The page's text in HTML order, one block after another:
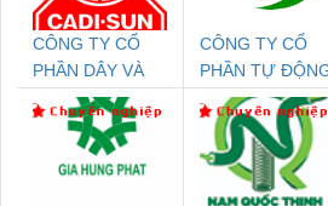
CÔNG TY CỔ
PHẦN DÂY VÀ
CÁP ĐIỆN
THƯỢNG ĐÌNH
CÔNG TY CỔ
PHẦN TỰ
TIẾN HƯNG